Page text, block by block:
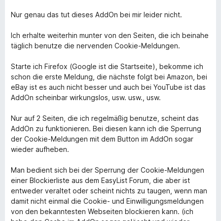
5
Nur genau das tut dieses AddOn bei mir leider nicht.
Ich erhalte weiterhin munter von den Seiten, die ich beinahe
täglich benutze die nervenden Cookie-Meldungen.
Starte ich Firefox (Google ist die Startseite), bekomme ich
schon die erste Meldung, die nächste folgt bei Amazon, bei
eBay ist es auch nicht besser und auch bei YouTube ist das
AddOn scheinbar wirkungslos, usw. usw., usw.
Nur auf 2 Seiten, die ich regelmäßig benutze, scheint das
AddOn zu funktionieren. Bei diesen kann ich die Sperrung
der Cookie-Meldungen mit dem Button im AddOn sogar
wieder aufheben.
Man bedient sich bei der Sperrung der Cookie-Meldungen
einer Blockierliste aus dem EasyList Forum, die aber ist
entweder veraltet oder scheint nichts zu taugen, wenn man
damit nicht einmal die Cookie- und Einwilligungsmeldungen
von den bekanntesten Webseiten blockieren kann. (ich